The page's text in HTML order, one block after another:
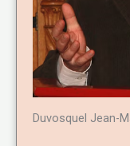
Duvosquel Jean-